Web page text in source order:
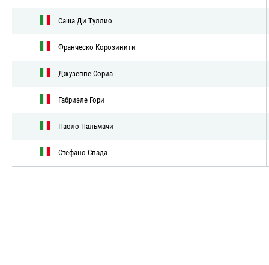
Саша Ди Туллио
Франческо Корозинити
Джузеппе Сориа
Габриэле Гори
Паоло Пальмачи
Стефано Спада